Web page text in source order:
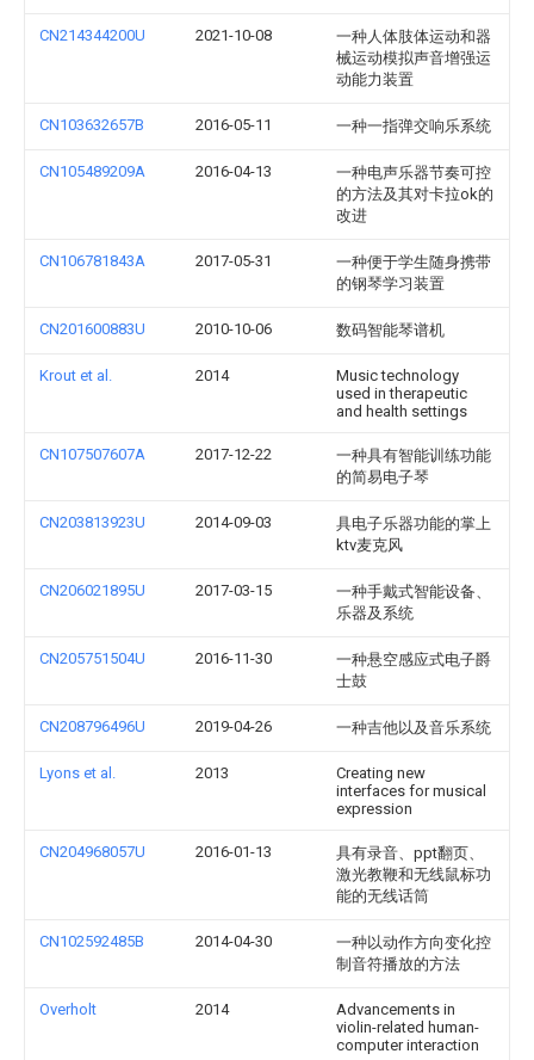
CN214344200U 2021-10-08
一种人体肢体运动和器
械运动模拟声音增强运
动能力装置
CN103632657B 2016-05-11 一种一指弹交响乐系统
CN105489209A 2016-04-13
一种电声乐器节奏可控
的方法及其对卡拉ok的
改进
CN106781843A 2017-05-31
一种便于学生随身携带
的钢琴学习装置
CN201600883U 2010-10-06 数码智能琴谱机
Krout et al. 2014
Music technology
used in therapeutic
and health settings
CN107507607A 2017-12-22
一种具有智能训练功能
的简易电子琴
CN203813923U 2014-09-03
具电子乐器功能的掌上
ktv麦克风
CN206021895U 2017-03-15
一种手戴式智能设备、
乐器及系统
CN205751504U 2016-11-30
一种悬空感应式电子爵
士鼓
CN208796496U 2019-04-26 一种吉他以及音乐系统
Lyons et al. 2013
Creating new
interfaces for musical
expression
CN204968057U 2016-01-13
具有录音、ppt翻页、
激光教鞭和无线鼠标功
能的无线话筒
CN102592485B 2014-04-30
一种以动作方向变化控
制音符播放的方法
Overholt 2014
Advancements in
violin-related human-
computer interaction